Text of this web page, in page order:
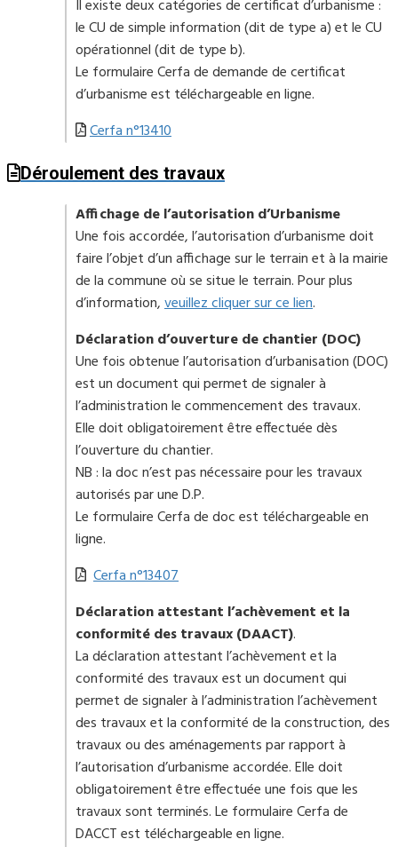
Il existe deux catégories de certificat d’urbanisme :
le CU de simple information (dit de type a) et le CU
opérationnel (dit de type b).
Le formulaire Cerfa de demande de certificat
d’urbanisme est téléchargeable en ligne.
Cerfa n°13410
Déroulement des travaux
Affichage de l’autorisation d’Urbanisme
Une fois accordée, l’autorisation d’urbanisme doit
faire l’objet d’un affichage sur le terrain et à la mairie
de la commune où se situe le terrain. Pour plus
d’information,veuillez cliquer sur ce lien.
Déclaration d’ouverture de chantier (DOC)
Une fois obtenue l’autorisation d’urbanisation (DOC)
est un document qui permet de signaler à
l’administration le commencement des travaux.
Elle doit obligatoirement être effectuée dès
l’ouverture du chantier.
NB : la doc n’est pas nécessaire pour les travaux
autorisés par une D.P.
Le formulaire Cerfa de doc est téléchargeable en
ligne.
Cerfa n°13407
Déclaration attestant l’achèvement et la
conformité des travaux (DAACT).
La déclaration attestant l’achèvement et la
conformité des travaux est un document qui
permet de signaler à l’administration l’achèvement
des travaux et la conformité de la construction, des
travaux ou des aménagements par rapport à
l’autorisation d’urbanisme accordée. Elle doit
obligatoirement être effectuée une fois que les
travaux sont terminés. Le formulaire Cerfa de
DACCT est téléchargeable en ligne.